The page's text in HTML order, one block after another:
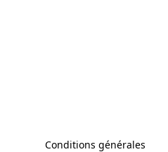
Conditions générales